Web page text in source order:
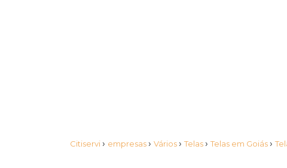
Citiservi › empresas › Vários › Telas › Telas em Goiás ›